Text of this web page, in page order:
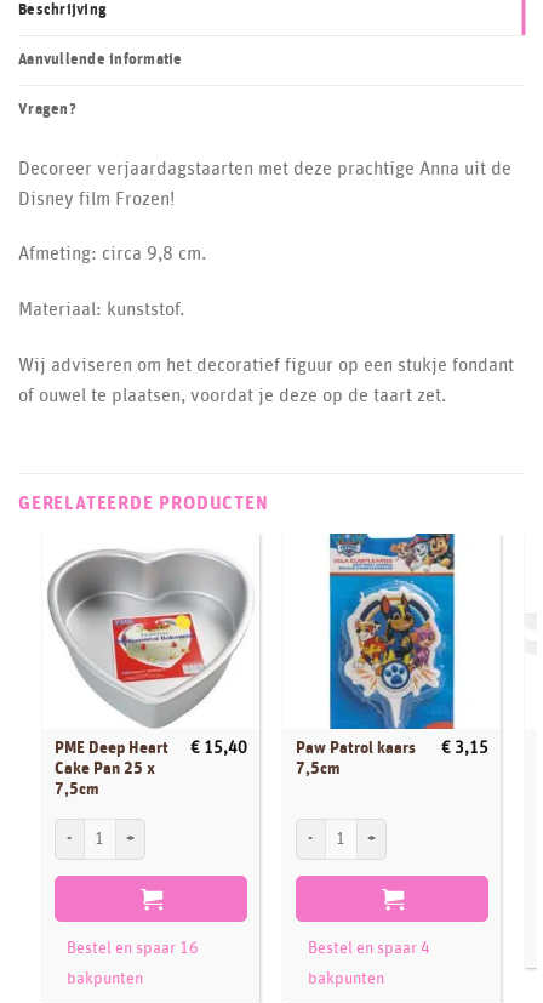
Beschrijving
Aanvullende informatie
Vragen?
Decoreer verjaardagstaarten met deze prachtige Anna uit de
Disney film Frozen!
Afmeting: circa 9,8 cm.
Materiaal: kunststof.
Wij adviseren om het decoratief figuur op een stukje fondant
of ouwel te plaatsen, voordat je deze op de taart zet.
GERELATEERDE PRODUCTEN
PME Deep Heart
Cake Pan 25 x
7,5cm
€ 15,40
PME Deep Heart Cake Pan 25 x 7,5cm aantal
Bestel en spaar 16
bakpunten
Paw Patrol kaars
7,5cm
€ 3,15
Paw Patrol kaars 7,5cm aantal
Bestel en spaar 4
bakpunten